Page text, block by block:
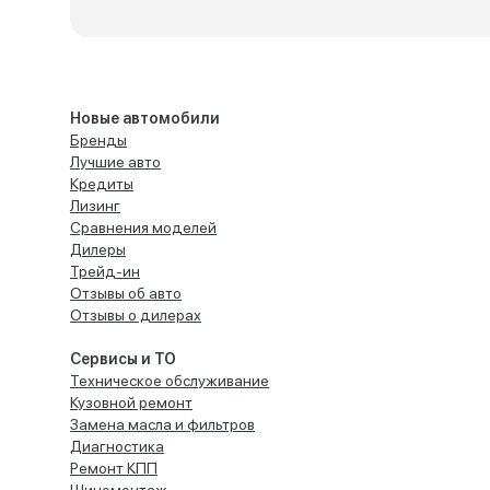
Новые автомобили
Бренды
Лучшие авто
Кредиты
Лизинг
Сравнения моделей
Дилеры
Трейд-ин
Отзывы об авто
Отзывы о дилерах
Сервисы и ТО
Техническое обслуживание
Кузовной ремонт
Замена масла и фильтров
Диагностика
Ремонт КПП